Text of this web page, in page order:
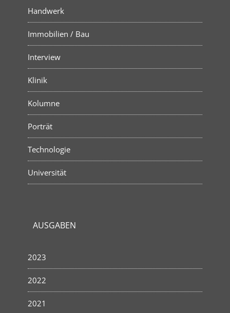
Handwerk
Immobilien / Bau
Interview
Klinik
Kolumne
Porträt
Technologie
Universität
AUSGABEN
2023
2022
2021